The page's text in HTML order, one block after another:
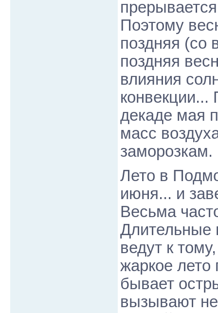
Поэтому
поздняя (со
поздняя
влияния
конвекции...
декаде мая
масс
заморозкам.
Лето в
июня... и
Весьма
Длительные
ведут к
жаркое лето
бывает
вызывают